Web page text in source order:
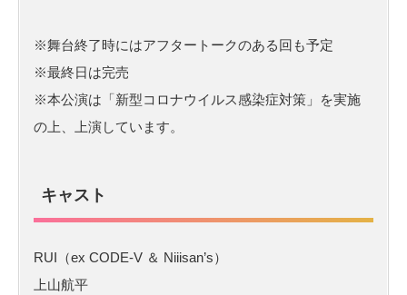
※舞台終了時にはアフタートークのある回も予定
※最終日は完売
※本公演は「新型コロナウイルス感染症対策」を実施
の上、上演しています。
キャスト
RUI（ex CODE-V ＆ Niiisan’s）
上山航平